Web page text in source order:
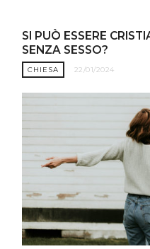
SI PUÒ ESSERE
SENZA SESSO?
CHIESA 22/01/2024